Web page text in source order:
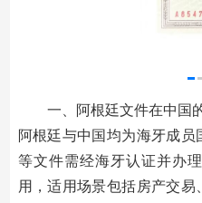
一、阿根廷文件在中国
阿根廷与中国均为海牙成
等文件需经海牙认证并办
用，适用场景包括房产交